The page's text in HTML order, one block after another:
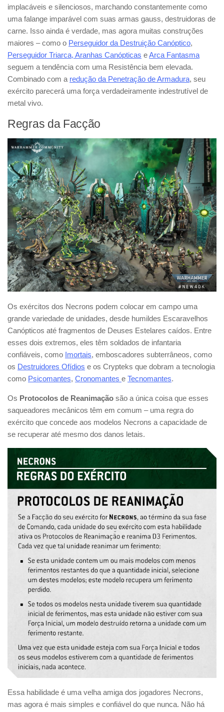
implacáveis e silenciosos, marchando constantemente como
uma falange imparável com suas armas gauss, destruidoras de
carne. Isso ainda é verdade, mas agora muitas construções
maiores – como o Perseguidor da Destruição Canóptico,
Perseguidor Triarca, Aranhas Canópticas eArca Fantasma
seguem a tendência com uma Resistência bem elevada.
Combinado com a redução da Penetração de Armadura, seu
exército parecerá uma força verdadeiramente indestrutível de
metal vivo.
Regras da Facção
Os exércitos dos Necrons podem colocar em campo uma
grande variedade de unidades, desde humildes Escaravelhos
Canópticos até fragmentos de Deuses Estelares caídos. Entre
esses dois extremos, eles têm soldados de infantaria
confiáveis, como Imortais, emboscadores subterrâneos, como
os Destruidores Ofídios e os Crypteks que dobram a tecnologia
como Psicomantes, Cronomantes e Tecnomantes.
Os Protocolos de Reanimação são a única coisa que esses
saqueadores mecânicos têm em comum – uma regra do
exército que concede aos modelos Necrons a capacidade de
se recuperar até mesmo dos danos letais.
Essa habilidade é uma velha amiga dos jogadores Necrons,
mas agora é mais simples e confiável do que nunca. Não há